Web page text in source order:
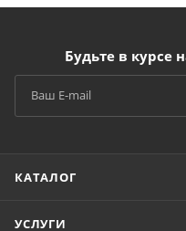
Будьте в курсе
КАТАЛОГ
УСЛУГИ